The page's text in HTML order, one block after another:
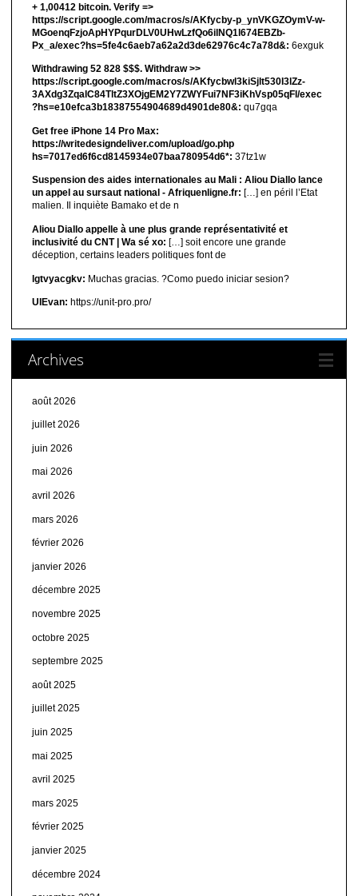
+ 1,00412 bitсоin. Verify =>
https://script.google.com/macros/s/AKfycby-p_ynVKGZOymV-w-
MGoenqFzjoApHYPqurDLV0UHwLzfQo6ilNQ1l674EBZb-
Px_a/exec?hs=5fe4c6aeb7a62a2d3de62976c4c7a78d&: 6exguk
Withdrawing 52 828 $$$. Withdrаw >>
https://script.google.com/macros/s/AKfycbwl3kiSjlt530I3lZz-
3AXdg3ZqalC84TltZ3XOjgEM2Y7ZWYFui7NF3iKhVsp05qFl/exec
?hs=e10efca3b18387554904689d4901de80&: qu7gqa
Get free iPhone 14 Pro Max:
https://writedesigndeliver.com/upload/go.php
hs=7017ed6f6cd8145934e07baa780954d6*: 37tz1w
Suspension des aides internationales au Mali : Aliou Diallo lance
un appel au sursaut national - Afriquenligne.fr: […] en péril l’Etat
malien. Il inquiète Bamako et de n
Aliou Diallo appelle à une plus grande représentativité et
inclusivité du CNT | Wa sé xo: […] soit encore une grande
déception, certains leaders politiques font de
lgtvyacgkv: Muchas gracias. ?Como puedo iniciar sesion?
UIEvan: https://unit-pro.pro/
Archives
août 2026
juillet 2026
juin 2026
mai 2026
avril 2026
mars 2026
février 2026
janvier 2026
décembre 2025
novembre 2025
octobre 2025
septembre 2025
août 2025
juillet 2025
juin 2025
mai 2025
avril 2025
mars 2025
février 2025
janvier 2025
décembre 2024